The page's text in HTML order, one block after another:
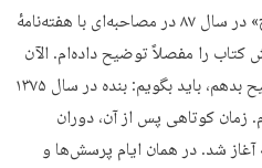
پس از انتشار کتاب «گفتمان مصباح» در سال ۸۷ در مصاحبه‌ای با هفته‌نامهٔ
کتاب را مفصلاً توضیح داده‌ام. الآن
اگر بخواهم به صورت خلاصه توضیح بدهم، باید بگویم: بنده در سال ۱۳۷۵
کوتاهی پس از آن، دوران
شد. در همان ایام پرسش‌ها و